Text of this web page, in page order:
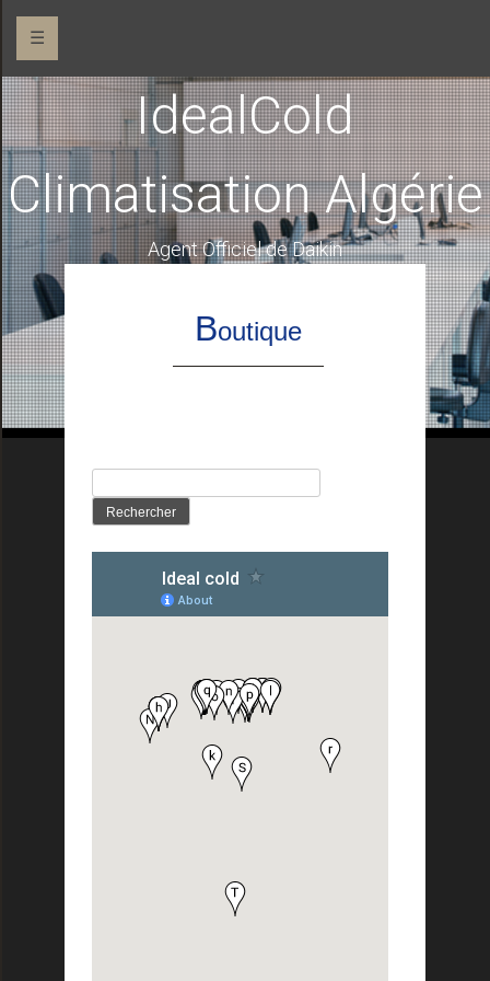
☰
IdealCold
Climatisation Algérie
Agent Officiel de Daikin
Boutique